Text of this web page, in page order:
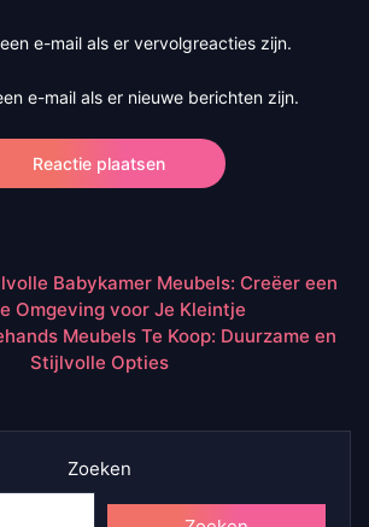
e-mail als er vervolgreacties zijn.
e-mail als er nieuwe berichten zijn.
Babykamer Meubels: Creëer een
Omgeving voor Je Kleintje
Meubels Te Koop: Duurzame en
Stijlvolle Opties
Zoeken